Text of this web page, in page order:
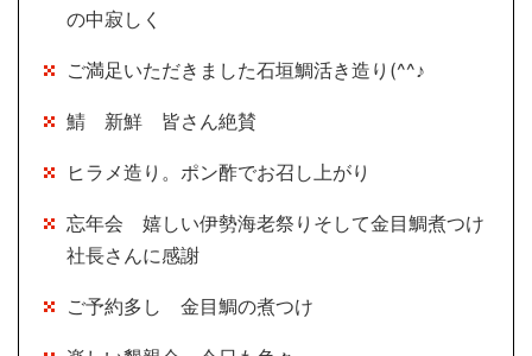
の中寂しく
ご満足いただきました石垣鯛活き造り(^^♪
鯖 新鮮 皆さん絶賛
ヒラメ造り。ポン酢でお召し上がり
忘年会 嬉しい伊勢海老祭りそして金目鯛煮つけ
社長さんに感謝
ご予約多し 金目鯛の煮つけ